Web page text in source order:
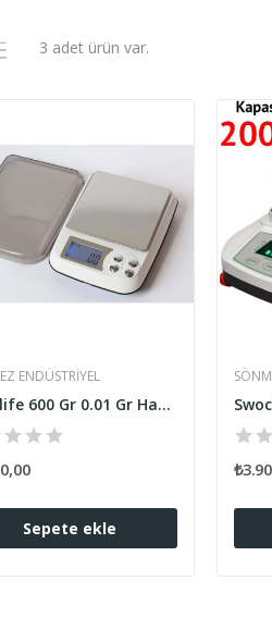
3 adet ürün var.
ENDÜSTRIYEL
Necklife 600 Gr 0.01 Gr Hassas Terazi
Sepete ekle